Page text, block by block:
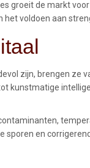
groeit de markt
voldoen aan
zijn, brengen ze
kunstmatige
sporen en